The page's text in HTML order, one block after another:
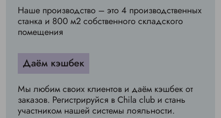
Наше производство – это 4 производственных
станка и 800 м2 собственного складского
помещения
Даём кэшбек
Мы любим своих клиентов и даём кэшбек от
заказов. Регистрируйся в Chila club и стань
участником нашей системы лояльности.